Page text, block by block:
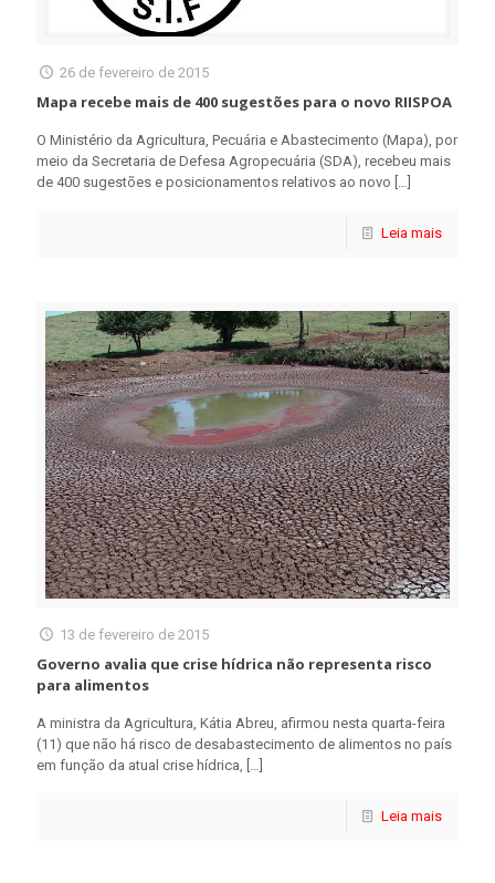
26 de fevereiro de 2015
Mapa recebe mais de 400 sugestões para o novo RIISPOA
O Ministério da Agricultura, Pecuária e Abastecimento (Mapa), por
meio da Secretaria de Defesa Agropecuária (SDA), recebeu mais
de 400 sugestões e posicionamentos relativos ao novo […]
Leia mais
13 de fevereiro de 2015
Governo avalia que crise hídrica não representa risco
para alimentos
A ministra da Agricultura, Kátia Abreu, afirmou nesta quarta-feira
(11) que não há risco de desabastecimento de alimentos no país
em função da atual crise hídrica, […]
Leia mais